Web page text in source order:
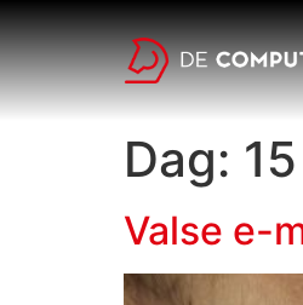
Dag:
Valse e-